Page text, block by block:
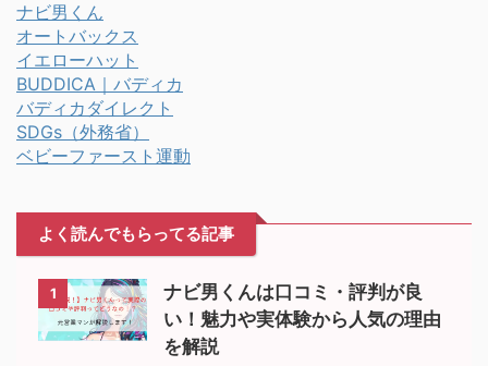
ナビ男くん
オートバックス
イエローハット
BUDDICA｜バディカ
バディカダイレクト
SDGs（外務省）
ベビーファースト運動
よく読んでもらってる記事
1
ナビ男くんは口コミ・評判が良
い！魅力や実体験から人気の理由
を解説